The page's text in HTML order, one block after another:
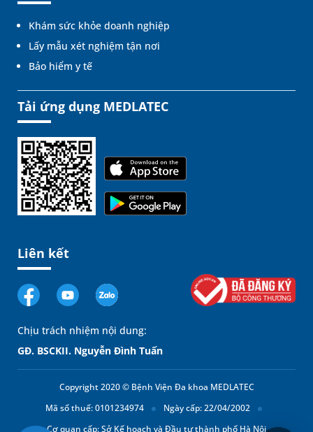
Khám sức khỏe doanh nghiệp
Lấy mẫu xét nghiệm tận nơi
Bảo hiểm y tế
Tải ứng dụng MEDLATEC
Liên kết
Chịu trách nhiệm nội dung:
GĐ. BSCKII. Nguyễn Đình Tuấn
Copyright 2020 © Bệnh Viện Đa khoa MEDLATEC
Mã số thuế: 0101234974
Ngày cấp: 22/04/2002
Cơ quan cấp: Sở Kế hoạch và Đầu tư thành phố Hà Nội